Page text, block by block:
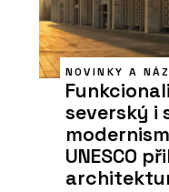
NOVINKY A
severský i
UNESCO